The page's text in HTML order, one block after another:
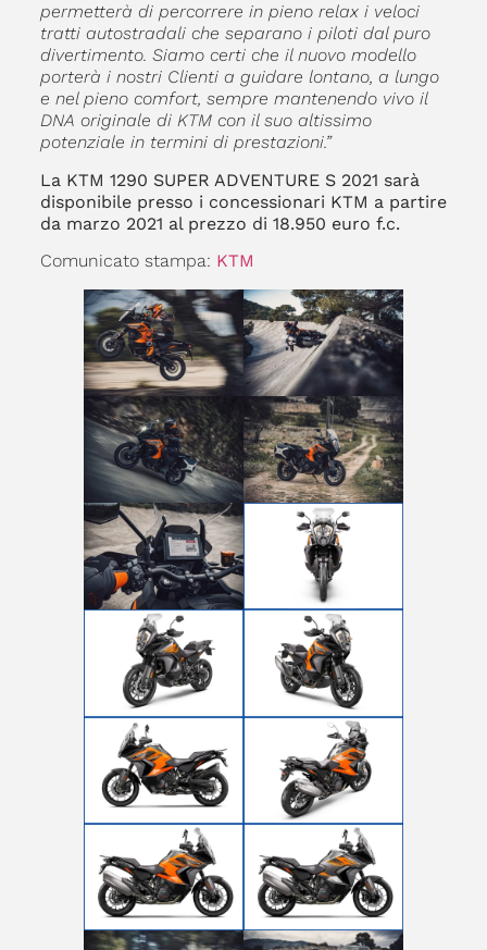
permetterà di percorrere in pieno relax i veloci
tratti autostradali che separano i piloti dal puro
divertimento. Siamo certi che il nuovo modello
porterà i nostri Clienti a guidare lontano, a lungo
e nel pieno comfort, sempre mantenendo vivo il
DNA originale di KTM con il suo altissimo
potenziale in termini di prestazioni.”
La KTM 1290 SUPER ADVENTURE S 2021 sarà
disponibile presso i concessionari KTM a partire
da marzo 2021 al prezzo di 18.950 euro f.c.
Comunicato stampa: KTM